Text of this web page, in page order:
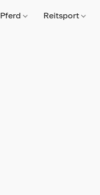
Pferd Reitsport